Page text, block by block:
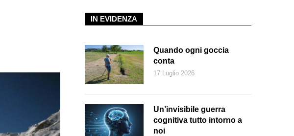
IN EVIDENZA
Quando ogni goccia
conta
17 Luglio 2026
Un’invisibile guerra
cognitiva tutto intorno a
noi